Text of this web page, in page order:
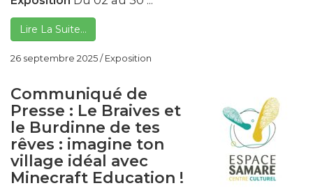
Lire La Suite…
26 septembre 2025/Exposition
Communiqué de
Presse : Le Braives et
le Burdinne de tes
rêves : imagine ton
village idéal avec
Minecraft Education !